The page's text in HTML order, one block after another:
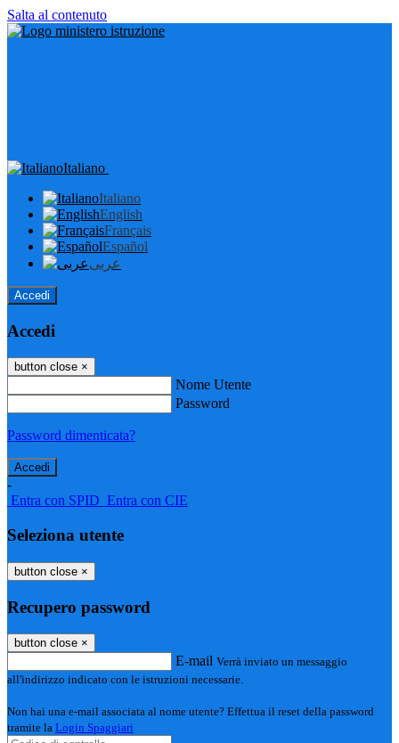
Salta al contenuto
Italiano
Italiano
English
Français
Español
عربى
Accedi
Accedi
button close ×
Nome Utente
Password
Password dimenticata?
-
Entra con SPID Entra con CIE
Seleziona utente
button close ×
Recupero password
button close ×
E-mail Verrà inviato un messaggio
all'indirizzo indicato con le istruzioni necessarie.
Non hai una e-mail associata al nome utente? Effettua il reset della password
tramite la Login Spaggiari